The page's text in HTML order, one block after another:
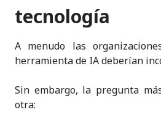
tecnología
A menudo las
herramienta de IA deberían
Sin embargo, la pregunta
otra: